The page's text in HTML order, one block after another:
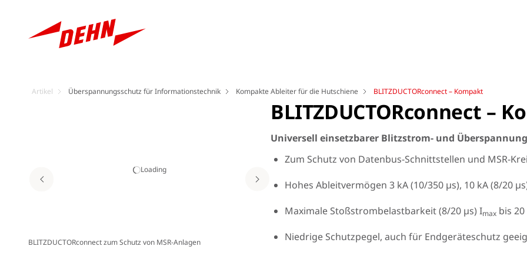
Artikel Überspannungsschutz für Informationstechnik Kompakte Ableiter für die Hutschiene BLITZDUCTORconnect – Kompakt
Loading
BLITZDUCTORconnect zum Schutz von MSR-Anlagen
Höchste Anlagenverfügbarkeit
BLITZDUCTORconnect –
Universell einsetzbarer Blitzstrom- und
Zum Schutz von Datenbus-Schnittstellen und MSR-
Hohes Ableitvermögen 3 kA (10/350 µs), 10 kA (8/20
Maximale Stoßstrombelastbarkeit (8/20 µs) Imax bis 20
Niedrige Schutzpegel, auch für Endgeräteschutz